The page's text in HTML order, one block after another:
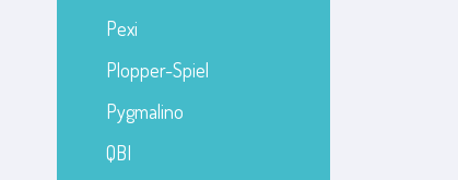
Pexi
Plopper-Spiel
Pygmalino
QBI